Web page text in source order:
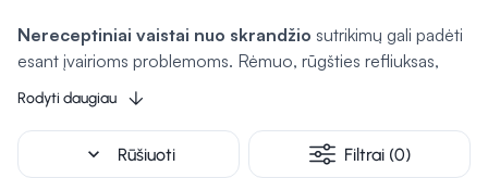
Nereceptiniai vaistai nuo skrandžio sutrikimų gali padėti
esant įvairioms problemoms. Rėmuo, rūgšties refliuksas,
virškinimo sutrikimai, skrandžio skausmas ar pykinimas yra
bene dažniausios skrandžio problemos, su kuriomis
susiduriame. Platus asortimentas leis išsirinkti geriausiai
sveikatos poreikius atitinkančius preparatus. Tiesa, svarbu
Rodyti daugiau
expand_more Rūšiuoti Filtrai (0)